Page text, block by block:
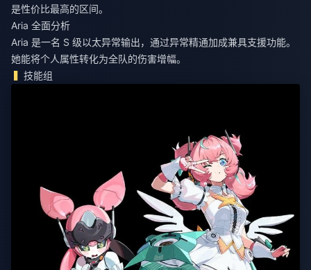
是性价比最高的区间。
Aria 全面分析
Aria 是一名 S 级以太异常输出，通过异常精通加成兼具支援功能。
她能将个人属性转化为全队的伤害增幅。
技能组